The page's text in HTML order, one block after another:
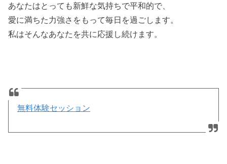
あなたはとっても新鮮な気持ちで平和的で、
愛に満ちた力強さをもって毎日を過ごします。
私はそんなあなたを共に応援し続けます。
無料体験セッション